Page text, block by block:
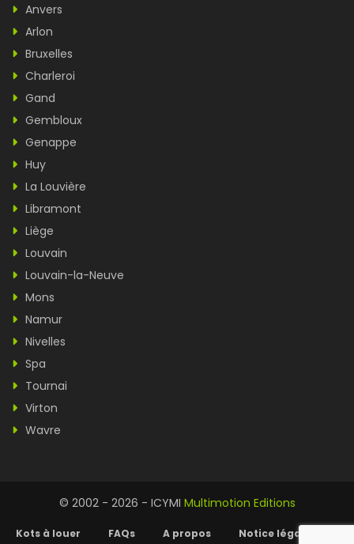
Anvers
Arlon
Bruxelles
Charleroi
Gand
Gembloux
Genappe
Huy
La Louvière
Libramont
Liège
Louvain
Louvain-la-Neuve
Mons
Namur
Nivelles
Spa
Tournai
Virton
Wavre
© 2002 - 2026 - ICYMI Multimotion Editions
Kots à louer FAQs A propos Notice légale